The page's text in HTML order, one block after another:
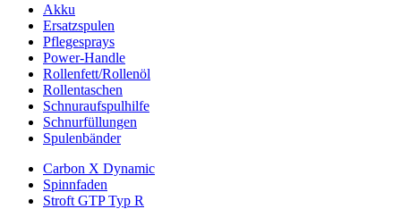
Akku
Ersatzspulen
Pflegesprays
Power-Handle
Rollenfett/Rollenöl
Rollentaschen
Schnuraufspulhilfe
Schnurfüllungen
Spulenbänder
Carbon X Dynamic
Spinnfaden
Stroft GTP Typ R